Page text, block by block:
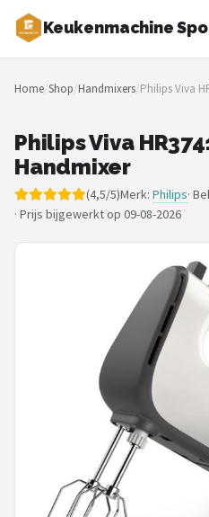
Keukenmachine
Zoeken
NAVIGATIE
Merken
Blog
Keukenmachines
Staafmixers
Shop
POPULAIRE MERKEN
Home/Shop/Handmixers/Philips Viva
Philips Viva
Handmixer
(4,5/5)Merk: Philips·
· Prijs bijgewerkt op 09-08-2026